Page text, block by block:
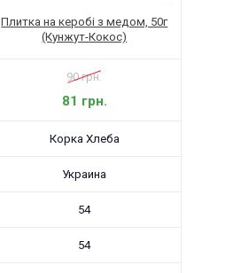
Плитка на керобі з медом, 50г
(Кунжут-Кокос)
90 грн.
81 грн.
Корка Хлеба
Украина
54
54